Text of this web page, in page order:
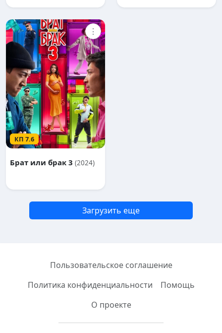
⋮
КП 7.6
Брат или брак 3 (2024)
Пользовательское соглашение
Политика конфиденциальности
Помощь
О проекте